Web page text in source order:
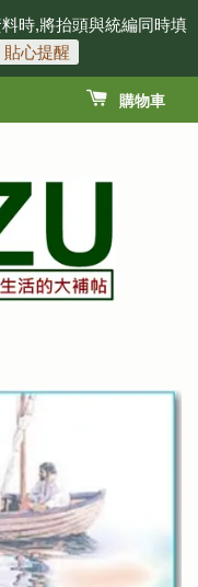
時,將抬頭與統編同時填
貼心提醒
購物車